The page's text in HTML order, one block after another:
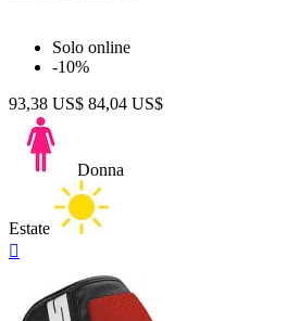
Solo online
-10%
93,38 US$ 84,04 US$
Donna
Estate
